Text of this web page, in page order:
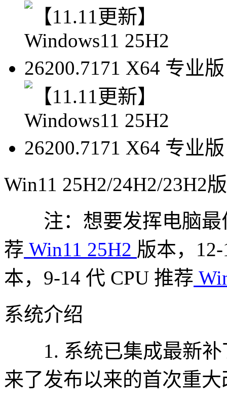
Win11 25H2/24H2/23H2
注：想要发挥电脑最
荐 Win11 25H2 版本，
本，9-14 代 CPU 推荐
系统介绍
1. 系统已集成最新补
来了发布以来的首次重大